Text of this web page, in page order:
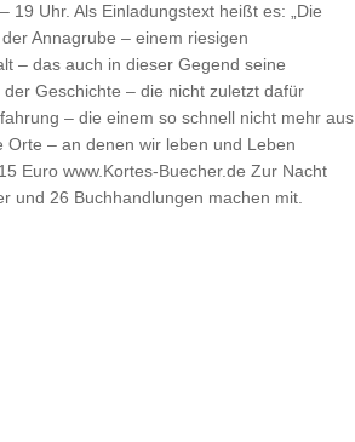
Uhr. Als Einladungstext heißt es: „Die
Annagrube – einem riesigen
– das auch in dieser Gegend seine
Geschichte – die nicht zuletzt dafür
– die einem so schnell nicht mehr aus
– an denen wir leben und Leben
Euro www.Kortes-Buecher.de Zur Nacht
und 26 Buchhandlungen machen mit.